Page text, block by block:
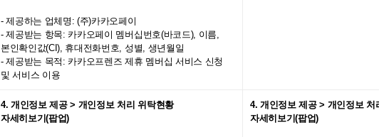
- 제공하는 업체명: (주)카카오페이
- 제공받는 항목: 카카오페이 멤버십번호(바코드), 이름,
본인확인값(CI), 휴대전화번호, 성별, 생년월일
- 제공받는 목적: 카카오프렌즈 제휴 멤버십 서비스 신청
및 서비스 이용
4. 개인정보 제공 > 개인정보 처리 위탁현황
자세히보기(팝업)
4. 개인정보 제공 > 개인정보 처
자세히보기(팝업)